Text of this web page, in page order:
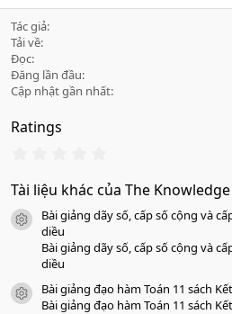
Tác giả
Tải về
Đọc
Đăng lần đầu
Cập nhật gần nhất
Ratings
0
0
a
Tài liệu khác của The Knowledge
icon tài liệu
Bài giảng dãy số, cấp số cộng và
diều
Bài giảng dãy số, cấp số cộng và
diều
icon tài liệu
Bài giảng đạo hàm Toán 11 sách
Bài giảng đạo hàm Toán 11 sách